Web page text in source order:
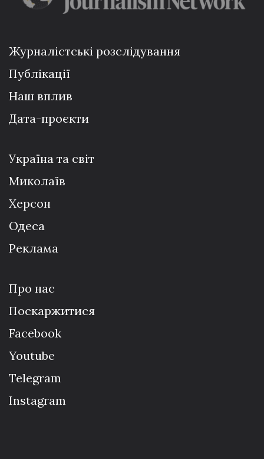
Журналістські розслідування
Публікації
Наш вплив
Дата-проєкти
Україна та світ
Миколаїв
Херсон
Одеса
Реклама
Про нас
Поскаржитися
Facebook
Youtube
Telegram
Instagram